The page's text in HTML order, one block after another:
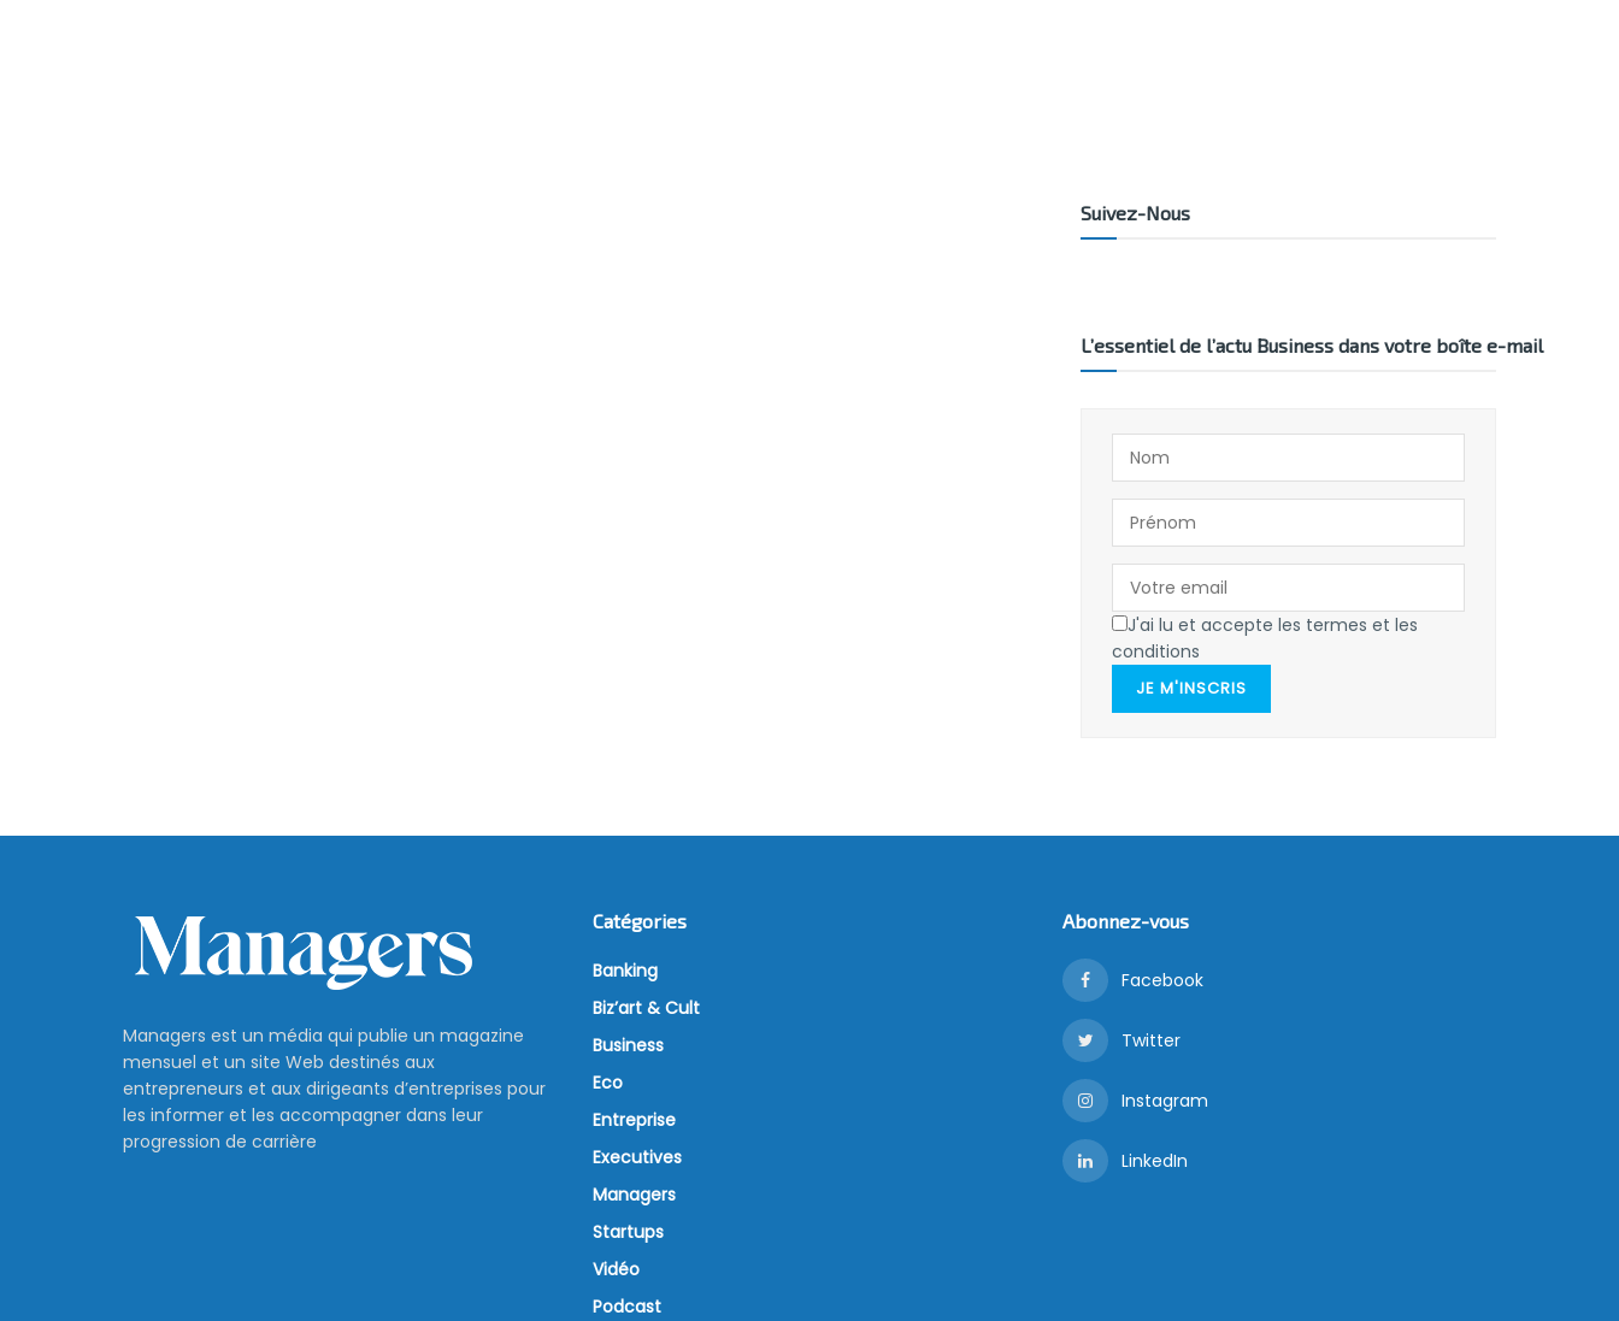
Suivez-Nous
L’essentiel de l’actu Business dans votre boîte e-mail
J'ai lu et accepte les termes et les
conditions
JE M'INSCRIS
Managers est un média qui publie un magazine
mensuel et un site Web destinés aux
entrepreneurs et aux dirigeants d’entreprises pour
les informer et les accompagner dans leur
progression de carrière
Catégories
Banking
Biz’art & Cult
Business
Eco
Entreprise
Executives
Managers
Startups
Vidéo
Podcast
Abonnez-vous
Facebook
Twitter
Instagram
LinkedIn